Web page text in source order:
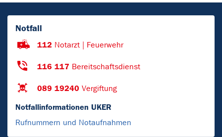
Notfall
112 Notarzt | Feuerwehr
116 117 Bereitschaftsdienst
089 19240 Vergiftung
Notfallinformationen UKER
Rufnummern und Notaufnahmen